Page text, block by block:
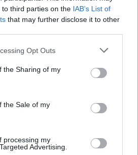
third parties on the IAB’s List of
that may further disclose it to other
app uses one or more Google
usage behaviour. You may click to
Google and its third-party tags to
specified purposes in below Google
Opt Outs
the Sharing of my
the Sale of my
processing my
Advertising.